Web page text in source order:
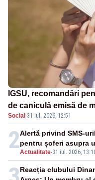
IGSU, recomandări
de caniculă emisă de
Social ·31 iul. 2026, 12:51
2Actualitate-31 iul. 2026,
Alertă privind SMS-
pentru șoferi asupra
Reacția clubului